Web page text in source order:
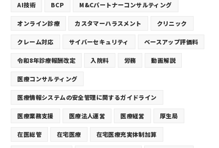
AI技術 BCP M&Cパートナーコンサルティング
オンライン診療 カスタマーハラスメント クリニック
クレーム対応 サイバーセキュリティ ベースアップ評価料
令和8年診療報酬改定 入院料 労務 動画解説
医療コンサルティング
医療情報システムの安全管理に関するガイドライン
医療業務支援 医療法人運営 医療経営 厚生局
在医総管 在宅医療 在宅医療充実体制加算